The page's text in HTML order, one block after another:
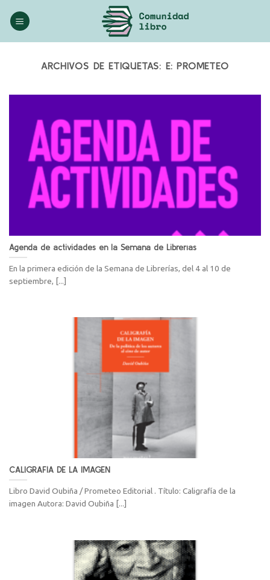
ARCHIVOS DE ETIQUETAS: E: PROMETEO
Agenda de actividades en la Semana de Librerías
En la primera edición de la Semana de Librerías, del 4 al 10 de
septiembre, [...]
CALIGRAFÍA DE LA IMAGEN
Libro David Oubiña / Prometeo Editorial . Título: Caligrafía de la
imagen Autora: David Oubiña [...]